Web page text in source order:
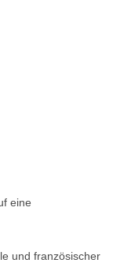
eine
und französischer